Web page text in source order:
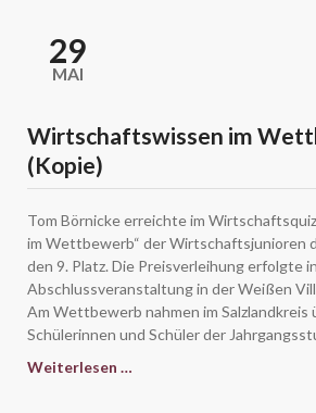
29
MAI
Wirtschaftswissen im
(Kopie)
Tom Börnicke erreichte im
im Wettbewerb“ der Wirtschaftsjunioren
den 9. Platz. Die Preisverleihung erfolgte
Abschlussveranstaltung in der Weißen
Am Wettbewerb nahmen im Salzlandkreis
Schülerinnen und Schüler der
Weiterlesen …